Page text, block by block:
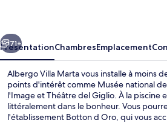
Suivant
71+
PrésentationChambresEmplacement
Albergo Villa Marta vous installe à moins
points d'intérêt comme Musée national
l'Image et Théâtre del Giglio. À la piscine
littéralement dans le bonheur. Vous
l'établissement Botton d Oro, qui vous